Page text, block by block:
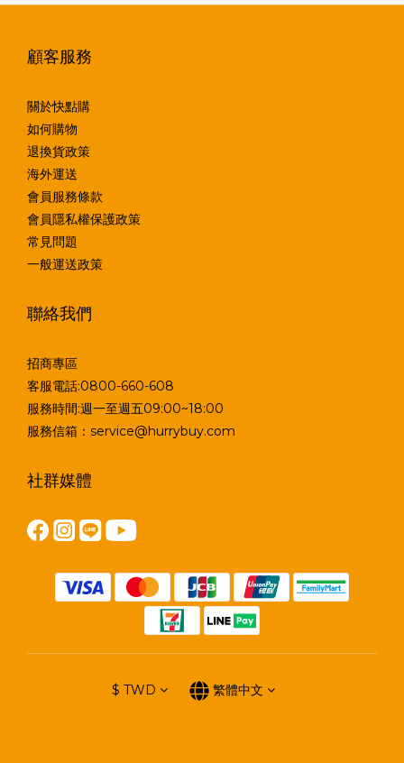
顧客服務
關於快點購
如何購物
退換貨政策
海外運送
會員服務條款
會員隱私權保護政策
常見問題
一般運送政策
聯絡我們
招商專區
客服電話:0800-660-608
服務時間:週一至週五09:00~18:00
服務信箱：service@hurrybuy.com
社群媒體
$ TWD 繁體中文